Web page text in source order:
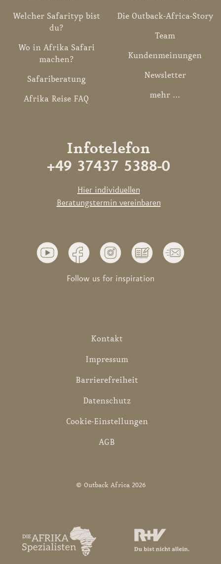
Welcher Safarityp bist
du?
Wo in Afrika Safari
machen?
Safariberatung
Afrika Reise FAQ
Die Outback-Africa-Story
Team
Kundenmeinungen
Newsletter
mehr ...
Infotelefon
+49 37437 5388-0
Hier individuellen
Beratungstermin vereinbaren
Follow us for inspiration
Kontakt
Impressum
Barrierefreiheit
Datenschutz
Cookie-Einstellungen
AGB
© Outback Africa 2026